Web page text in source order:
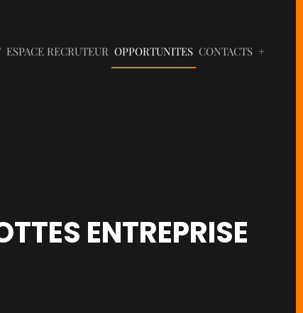
ESPACE RECRUTEUR OPPORTUNITES CONTACTS +
ENTREPRISE